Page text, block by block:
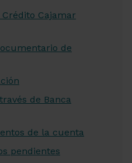
Cajamar
de
de Banca
de la cuenta
pendientes